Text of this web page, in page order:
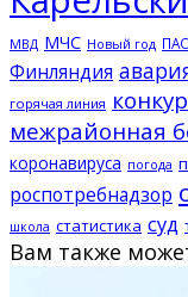
МВД МЧС Новый год
Финляндия
горячая линия
межрайонная
коронавируса погода
роспотребнадзор
школа статистика суд
Вам также